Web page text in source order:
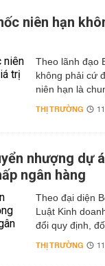
niên hạn
Theo lãnh đạo
không phải cứ
niên hạn là
THỊ TRƯỜNG
nhượng dự
ngân hàng
Theo đại diện
Luật Kinh
đổi quy định,
THỊ TRƯỜNG